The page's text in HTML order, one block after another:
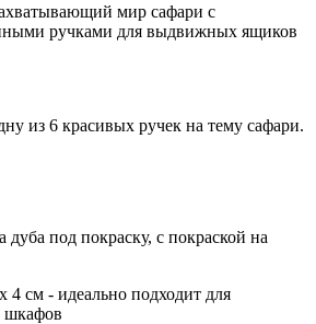
мир сафари с
ручками для выдвижных ящиков
из 6 красивых ручек на тему сафари.
под покраску, с покраской на
4 см - идеально подходит для